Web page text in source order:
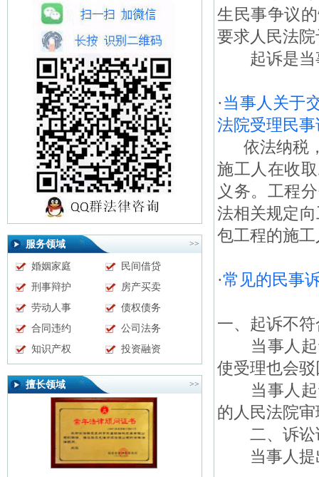
服务领域 >>
婚姻家庭
民间借贷
刑事辩护
房产买卖
劳动人事
债权债务
合同违约
公司法务
知识产权
投资融资
擅长领域 >>
生民事争议
要求人民法
起诉是当
·当事人关于
法院受理民
依法纳税，
施工人在收
义务。工程
法相关规定
包工程的施
·常见的民事
一、起诉不
当事人起
使受理也会
当事人起
的人民法院
二、诉讼
当事人提